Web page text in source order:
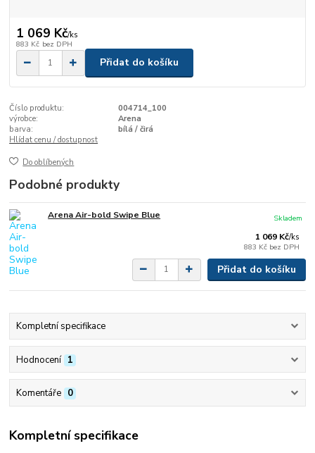
1 069 Kč/ks
883 Kč bez DPH
Přidat do košíku
Číslo produktu:
004714_100
výrobce:
Arena
barva:
bílá / čirá
Hlídat cenu / dostupnost
Do oblíbených
Podobné produkty
Arena Air-bold Swipe Blue
1 069 Kč/ks
883 Kč bez DPH
Skladem
Přidat do košíku
Kompletní specifikace
Hodnocení 1
Komentáře 0
Kompletní specifikace